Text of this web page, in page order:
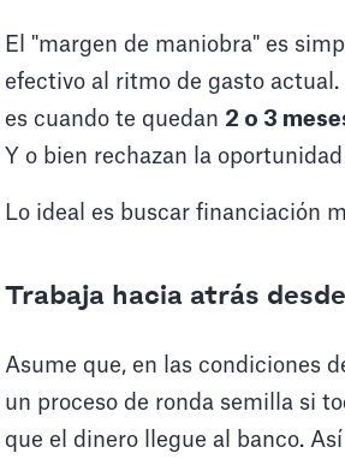
El "margen de maniobra" es
efectivo al ritmo de gasto
es cuando te quedan 2 o 3
Y o bien rechazan la
Lo ideal es buscar financiación
Trabaja hacia atrás
Asume que, en las condiciones
un proceso de ronda semilla si
que el dinero llegue al banco.